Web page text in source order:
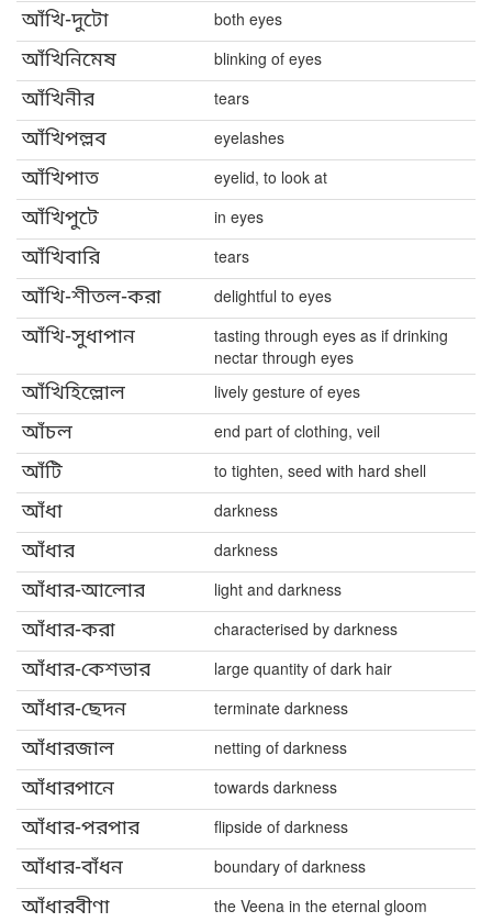
আঁখি-দুটো both eyes
আঁখিনিমেষ blinking of eyes
আঁখিনীর tears
আঁখিপল্লব eyelashes
আঁখিপাত eyelid, to look at
আঁখিপুটে in eyes
আঁখিবারি tears
আঁখি-শীতল-করা delightful to eyes
আঁখি-সুধাপান
tasting through eyes as if drinking
nectar through eyes
আঁখিহিল্লোল lively gesture of eyes
আঁচল end part of clothing, veil
আঁটি to tighten, seed with hard shell
আঁধা darkness
আঁধার darkness
আঁধার-আলোর light and darkness
আঁধার-করা characterised by darkness
আঁধার-কেশভার large quantity of dark hair
আঁধার-ছেদন terminate darkness
আঁধারজাল netting of darkness
আঁধারপানে towards darkness
আঁধার-পরপার flipside of darkness
আঁধার-বাঁধন boundary of darkness
আঁধারবীণা the Veena in the eternal gloom